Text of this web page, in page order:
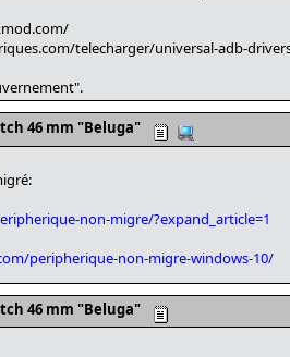
telecharger/universal-adb-
46 mm "Beluga"
non-migre/?expand_article=1
peripherique-non-migre-windows-10/
46 mm "Beluga"